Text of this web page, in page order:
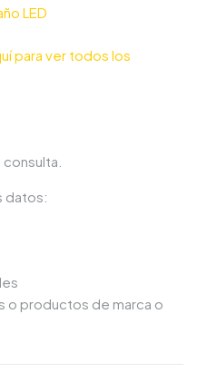
LED
para ver todos los
datos:
o productos de marca o